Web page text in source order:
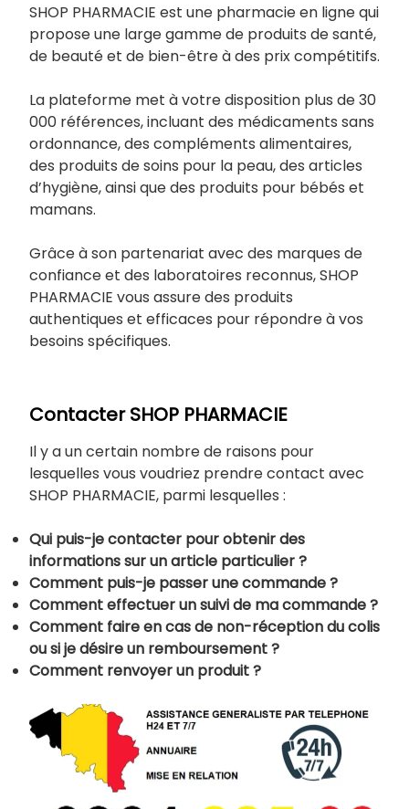
SHOP PHARMACIE est une pharmacie en ligne qui
propose une large gamme de produits de santé,
de beauté et de bien-être à des prix compétitifs.
La plateforme met à votre disposition plus de 30
000 références, incluant des médicaments sans
ordonnance, des compléments alimentaires,
des produits de soins pour la peau, des articles
d’hygiène, ainsi que des produits pour bébés et
mamans.
Grâce à son partenariat avec des marques de
confiance et des laboratoires reconnus, SHOP
PHARMACIE vous assure des produits
authentiques et efficaces pour répondre à vos
besoins spécifiques.
Contacter SHOP PHARMACIE
Il y a un certain nombre de raisons pour
lesquelles vous voudriez prendre contact avec
SHOP PHARMACIE, parmi lesquelles :
Qui puis-je contacter pour obtenir des
informations sur un article particulier ?
Comment puis-je passer une commande ?
Comment effectuer un suivi de ma commande ?
Comment faire en cas de non-réception du colis
ou si je désire un remboursement ?
Comment renvoyer un produit ?